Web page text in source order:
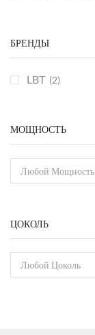
БРЕНДЫ
LBT (2)
МОЩНОСТЬ
Любой Мощность
ЦОКОЛЬ
Любой Цоколь